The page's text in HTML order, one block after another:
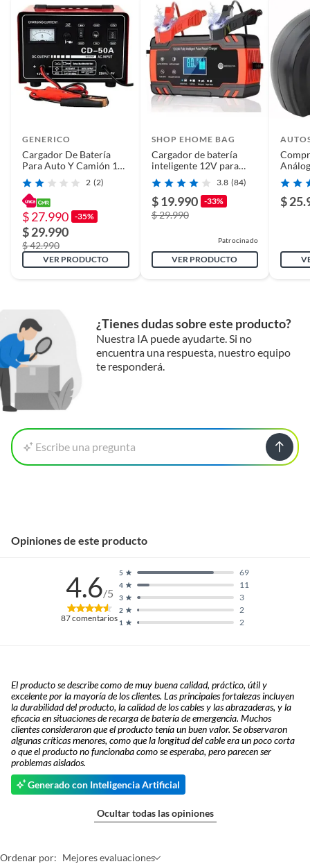
GENERICO
Cargador De Batería
Para Auto Y Camión 12v
24v 50 A
2 (2)
$ 27.990 -35%
$ 29.990
$ 42.990
VER PRODUCTO
SHOP EHOME BAG
Cargador de batería
inteligente 12V para
Auto Moto
3.8 (84)
$ 19.990 -33%
$ 29.990
Patrocinado
VER PRODUCTO
80
$
¿Tienes dudas sobre este producto?
Nuestra IA puede ayudarte. Si no
encuentra una respuesta, nuestro equipo
te responderá.
Escribe una pregunta
Opiniones de este producto
4.6/5
87comentarios 1 2
2 2
3 3
4 11
5 69
El producto se describe como de muy buena calidad, práctico, útil y
excelente por la mayoría de los clientes. Las principales fortalezas incluyen
la durabilidad del producto, la calidad de los cables y las abrazaderas, y la
eficacia en situaciones de recarga de batería de emergencia. Muchos
clientes consideraron que el producto tenía un buen valor. Se observaron
algunas críticas menores, como que la longitud del cable era un poco corta
o que el producto no funcionaba como se esperaba, pero parecen ser
problemas aislados.
Generado con Inteligencia Artificial
Ocultar todas las opiniones
Ordenar por: Mejores evaluaciones